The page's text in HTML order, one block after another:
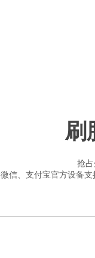
刷
抢
微信、支付宝官方设备